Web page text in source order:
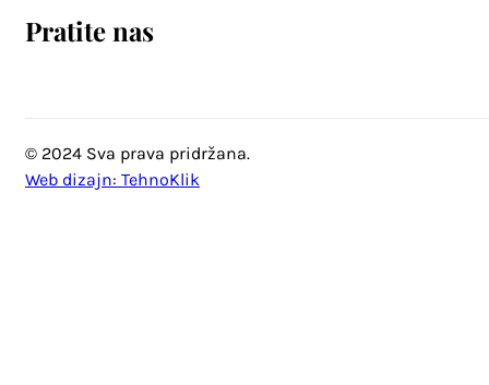
Pratite nas
© 2024 Sva prava pridržana.
Web dizajn: TehnoKlik